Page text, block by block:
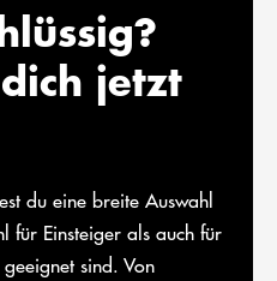
jetzt
du eine breite Auswahl
für Einsteiger als auch für
sind. Von